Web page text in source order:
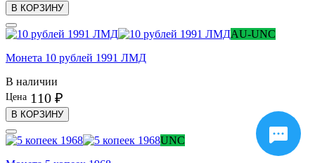
В КОРЗИНУ
AU-UNC
Монета 10 рублей 1991 ЛМД
В наличии
Цена 110 ₽
В КОРЗИНУ
UNC